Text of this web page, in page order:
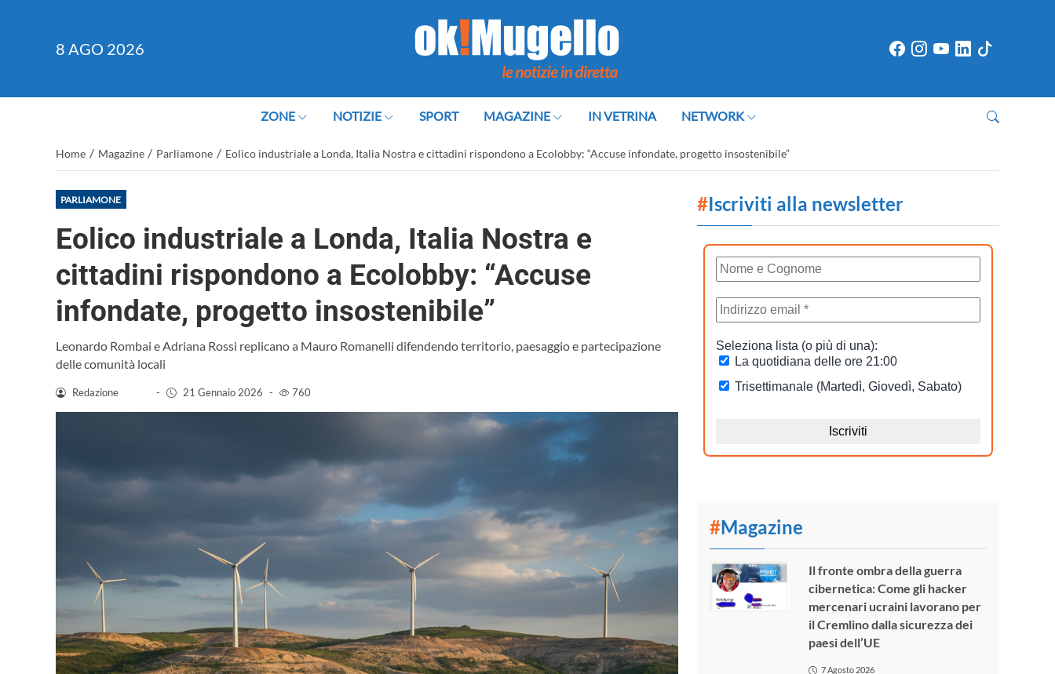
8 AGO 2026
ZONE NOTIZIE SPORT MAGAZINE IN VETRINA NETWORK
Home / Magazine / Parliamone / Eolico industriale a Londa, Italia Nostra e cittadini rispondono a Ecolobby: “Accuse infondate, progetto insostenibile”
PARLIAMONE
Eolico industriale a Londa, Italia Nostra e
cittadini rispondono a Ecolobby: “Accuse
infondate, progetto insostenibile”
Leonardo Rombai e Adriana Rossi replicano a Mauro Romanelli difendendo territorio, paesaggio e partecipazione
delle comunità locali
Redazione - 21 Gennaio 2026 - 760
#Iscriviti alla newsletter
#Magazine
Il fronte ombra della guerra
cibernetica: Come gli hacker
mercenari ucraini lavorano per
il Cremlino dalla sicurezza dei
paesi dell’UE
7 Agosto 2026